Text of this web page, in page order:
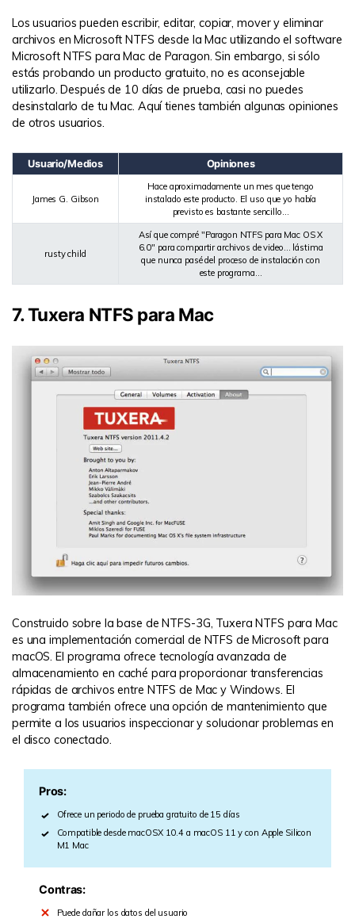
Los usuarios pueden escribir, editar, copiar, mover y eliminar
archivos en Microsoft NTFS desde la Mac utilizando el software
Microsoft NTFS para Mac de Paragon. Sin embargo, si sólo
estás probando un producto gratuito, no es aconsejable
utilizarlo. Después de 10 días de prueba, casi no puedes
desinstalarlo de tu Mac. Aquí tienes también algunas opiniones
de otros usuarios.
Usuario/Medios Opiniones
James G. Gibson
Hace aproximadamente un mes que tengo
instalado este producto. El uso que yo había
previsto es bastante sencillo...
rusty child
Así que compré "Paragon NTFS para Mac OS X
6.0" para compartir archivos de video... lástima
que nunca pasé del proceso de instalación con
este programa...
7. Tuxera NTFS para Mac
Construido sobre la base de NTFS-3G, Tuxera NTFS para Mac
es una implementación comercial de NTFS de Microsoft para
macOS. El programa ofrece tecnología avanzada de
almacenamiento en caché para proporcionar transferencias
rápidas de archivos entre NTFS de Mac y Windows. El
programa también ofrece una opción de mantenimiento que
permite a los usuarios inspeccionar y solucionar problemas en
el disco conectado.
Pros:
Ofrece un periodo de prueba gratuito de 15 días
Compatible desde macOSX 10.4 a macOS 11 y con Apple Silicon
M1 Mac
Contras:
Puede dañar los datos del usuario